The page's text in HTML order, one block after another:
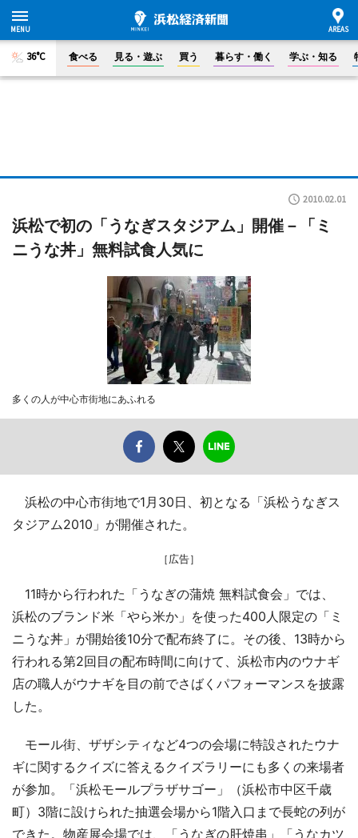
36°C 食べる 見る・遊ぶ 買う 暮らす・働く 学ぶ・知る
2010.02.01
浜松で初の「うなぎスタジアム」開催－「ミ
ニうな丼」無料試食人気に
多くの人が中心市街地にあふれる
浜松の中心市街地で1月30日、初となる「浜松うなぎス
タジアム2010」が開催された。
［広告］
11時から行われた「うなぎの蒲焼 無料試食会」では、
浜松のブランド米「やら米か」を使った400人限定の「ミ
ニうな丼」が開始後10分で配布終了に。その後、13時から
行われる第2回目の配布時間に向けて、浜松市内のウナギ
店の職人がウナギを目の前でさばくパフォーマンスを披露
した。
モール街、ザザシティなど4つの会場に特設されたウナ
ギに関するクイズに答えるクイズラリーにも多くの来場者
が参加。「浜松モールプラザサゴー」（浜松市中区千歳
町）3階に設けられた抽選会場から1階入口まで長蛇の列が
できた。物産展会場では、「うなぎの肝焼串」「うなカツ